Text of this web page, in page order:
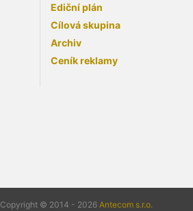
Ediční plán
Cílová skupina
Archiv
Ceník reklamy
Copyright © 2014 - 2026 Antecom s.r.o.